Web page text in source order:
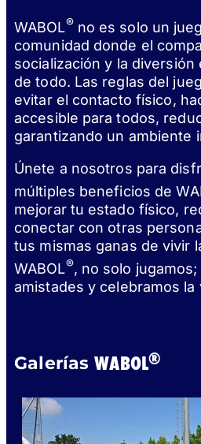
WABOL®no es solo un
comunidad donde el
socialización y la
de todo. Las reglas del
evitar el contacto físico,
accesible para todos,
garantizando un ambiente
Únete a nosotros para
múltiples beneficios de
mejorar tu estado físico,
conectar con otras
tus mismas ganas de vivir
WABOL®, no solo
amistades y celebramos la
GaleríasWABOL®